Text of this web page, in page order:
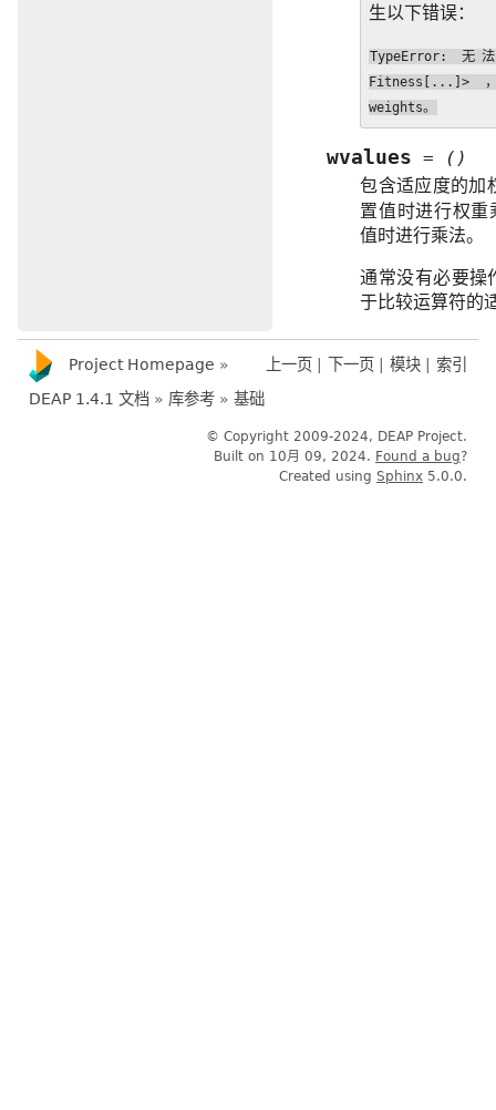
生以下错误：
TypeError:
无
Fitness[...]>
weights。
wvalues =
()
包含适应度的
置值时进行权
值时进行乘法。
通常没有必要
于比较运算符的
索引
模块
下一页
上一页
Project Homepage »
DEAP 1.4.1 文档 » 库参考 » 基础
© Copyright 2009-2024, DEAP Project.
Built on 10月 09, 2024. Found a bug?
Created using Sphinx 5.0.0.